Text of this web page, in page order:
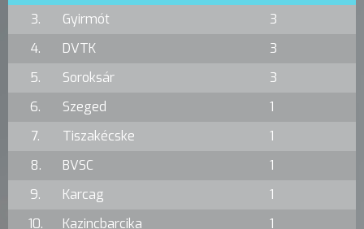
3.
Gyirmót
3
4.
DVTK
3
5.
Soroksár
3
6.
Szeged
1
7.
Tiszakécske
1
8.
BVSC
1
9.
Karcag
1
10.
Kazincbarcika 1